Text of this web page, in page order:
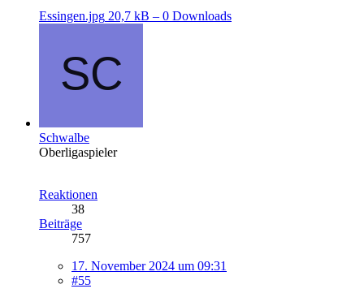
Essingen.jpg 20,7 kB – 0 Downloads
Schwalbe
Oberligaspieler
Reaktionen
38
Beiträge
757
17. November 2024 um 09:31
#55